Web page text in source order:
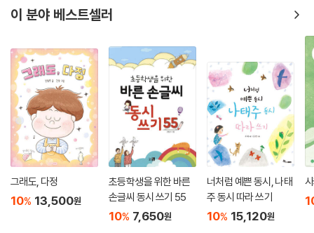
이 분야 베스트셀러
그래도, 다정
10% 13,500원
초등학생을 위한 바른
손글씨 동시 쓰기 55
10% 7,650원
너처럼 예쁜 동시, 나태
주 동시 따라 쓰기
10% 15,120원